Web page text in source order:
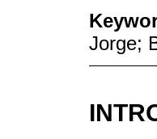
Jorge;